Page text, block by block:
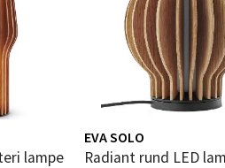
EVA SOLO
Radiant rund LED lampe 15
Narvik - Thon Senter
Bolagsgata 1, 8514 Narvik
Åpent i dag 10-18